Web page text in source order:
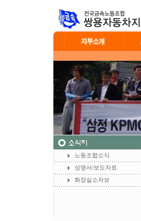
노동조합소식
성명서/보도자료
화장실소자보